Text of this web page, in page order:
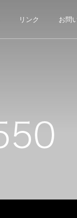
リンク お問